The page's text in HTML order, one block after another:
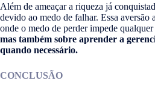
Além de ameaçar a riqueza já
devido ao medo de falhar. Essa
onde o medo de perder impede
mas também sobre aprender a
quando necessário.
CONCLUSÃO